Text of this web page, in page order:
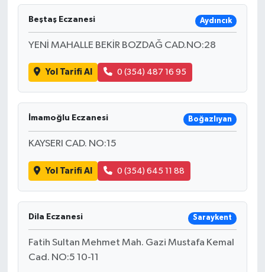
Beştaş Eczanesi Aydıncık
YENİ MAHALLE BEKİR BOZDAĞ CAD.NO:28
Yol Tarifi Al 0 (354) 487 16 95
İmamoğlu Eczanesi Boğazlıyan
KAYSERI CAD. NO:15
Yol Tarifi Al 0 (354) 645 11 88
Dila Eczanesi Saraykent
Fatih Sultan Mehmet Mah. Gazi Mustafa Kemal
Cad. NO:5 10-11